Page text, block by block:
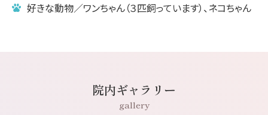
好きな動物／ワンちゃん（３匹飼っています）、ネコちゃん
院内ギャラリー
gallery